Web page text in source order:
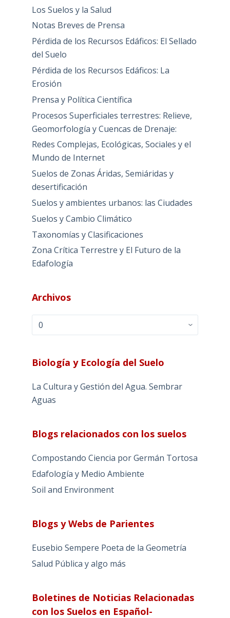
Los Suelos y la Salud
Notas Breves de Prensa
Pérdida de los Recursos Edáficos: El Sellado
del Suelo
Pérdida de los Recursos Edáficos: La
Erosión
Prensa y Política Científica
Procesos Superficiales terrestres: Relieve,
Geomorfología y Cuencas de Drenaje:
Redes Complejas, Ecológicas, Sociales y el
Mundo de Internet
Suelos de Zonas Áridas, Semiáridas y
desertificación
Suelos y ambientes urbanos: las Ciudades
Suelos y Cambio Climático
Taxonomías y Clasificaciones
Zona Crítica Terrestre y El Futuro de la
Edafología
Archivos
Archivos
Biología y Ecología del Suelo
La Cultura y Gestión del Agua. Sembrar
Aguas
Blogs relacionados con los suelos
Compostando Ciencia por Germán Tortosa
Edafología y Medio Ambiente
Soil and Environment
Blogs y Webs de Parientes
Eusebio Sempere Poeta de la Geometría
Salud Pública y algo más
Boletines de Noticias Relacionadas
con los Suelos en Español-